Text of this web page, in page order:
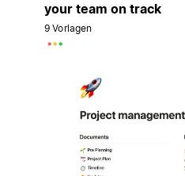
your team on track
9 Vorlagen